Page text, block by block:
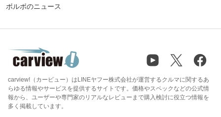
ボルボのニュース
carview!（カービュー）はLINEヤフー株式会社が運営するクルマに関するあ
らゆる情報やサービスを提供するサイトです。価格やスペックなどの公式情
報から、ユーザーや専門家のリアルなレビューまで購入検討に役立つ情報を
多く掲載しています。